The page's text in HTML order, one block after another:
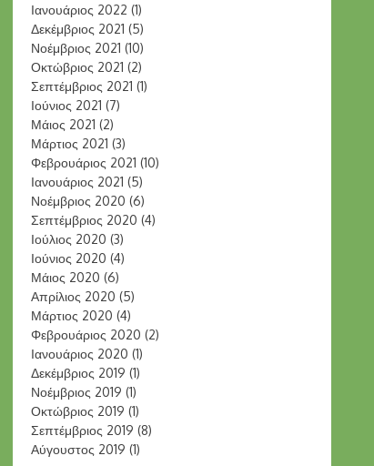
Ιανουάριος 2022 (1)
Δεκέμβριος 2021 (5)
Νοέμβριος 2021 (10)
Οκτώβριος 2021 (2)
Σεπτέμβριος 2021 (1)
Ιούνιος 2021 (7)
Μάιος 2021 (2)
Μάρτιος 2021 (3)
Φεβρουάριος 2021 (10)
Ιανουάριος 2021 (5)
Νοέμβριος 2020 (6)
Σεπτέμβριος 2020 (4)
Ιούλιος 2020 (3)
Ιούνιος 2020 (4)
Μάιος 2020 (6)
Απρίλιος 2020 (5)
Μάρτιος 2020 (4)
Φεβρουάριος 2020 (2)
Ιανουάριος 2020 (1)
Δεκέμβριος 2019 (1)
Νοέμβριος 2019 (1)
Οκτώβριος 2019 (1)
Σεπτέμβριος 2019 (8)
Αύγουστος 2019 (1)